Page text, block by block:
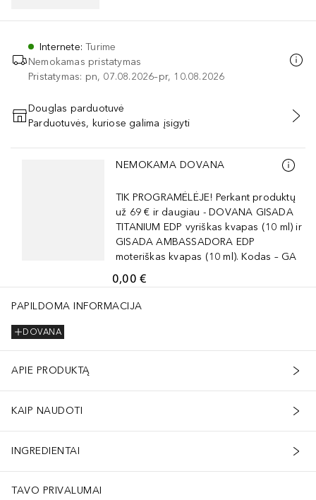
Internete:Turime
Nemokamas pristatymas
Pristatymas: pn, 07.08.2026–pr, 10.08.2026
PRIDĖTI Į KREPŠELĮ
Douglas parduotuvė
Parduotuvės, kuriose galima įsigyti
Praleisti slankiklį
NEMOKAMA DOVANA
TIK PROGRAMĖLĖJE! Perkant produktų
už 69 € ir daugiau - DOVANA GISADA
TITANIUM EDP vyriškas kvapas (10 ml) ir
GISADA AMBASSADORA EDP
moteriškas kvapas (10 ml). Kodas – GA
0,00 €
PAPILDOMA INFORMACIJA
DOVANA
APIE PRODUKTĄ
KAIP NAUDOTI
INGREDIENTAI
TAVO PRIVALUMAI